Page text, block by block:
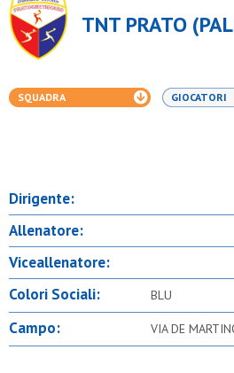
TNT PRATO
SQUADRA GIOCATORI
Dirigente:
Allenatore:
Viceallenatore:
Colori Sociali:
BLU
Campo: VIA DE